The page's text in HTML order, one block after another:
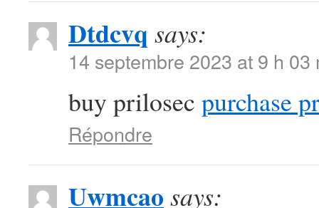
Dtdcvq says:
14 septembre 2023 at 9 h 03
buy prilosec purchase
Répondre
Uwmcao says: